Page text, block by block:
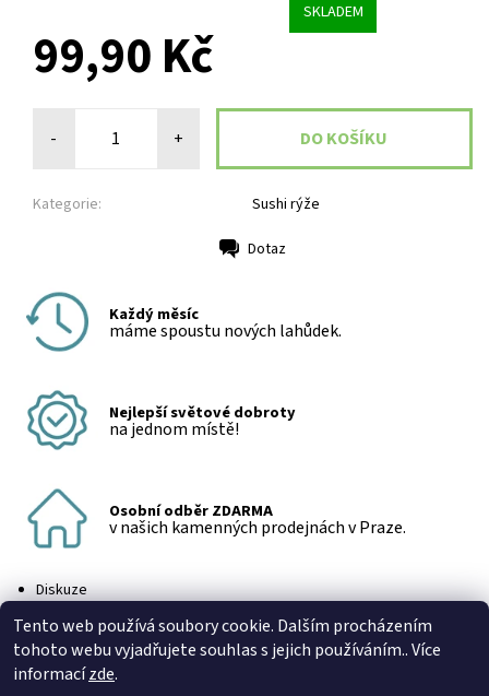
SKLADEM
99,90 Kč
- +
Kategorie: Sushi rýže
Dotaz
Každý měsíc
máme spoustu nových lahůdek.
Nejlepší světové dobroty
na jednom místě!
Osobní odběr ZDARMA
v našich kamenných prodejnách v Praze.
Diskuze
Přidat komentář
Tento web používá soubory cookie. Dalším procházením
tohoto webu vyjadřujete souhlas s jejich používáním.. Více
informacízde.